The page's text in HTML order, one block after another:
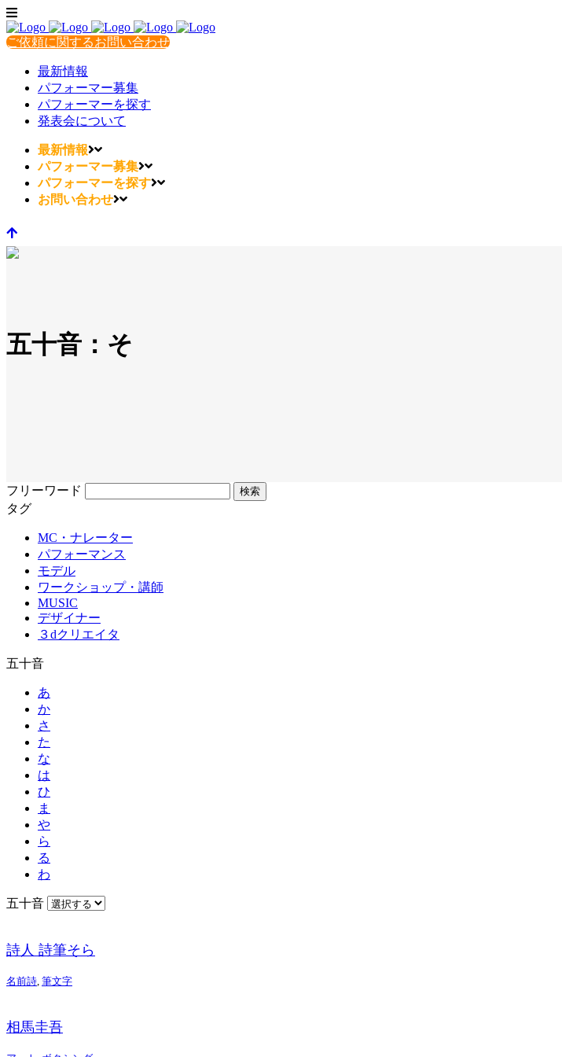
ご依頼に関するお問い合わせ
最新情報
パフォーマー募集
パフォーマーを探す
発表会について
最新情報
パフォーマー募集
パフォーマーを探す
お問い合わせ
五十音：そ
フリーワード
タグ
MC・ナレーター
パフォーマンス
モデル
ワークショップ・講師
MUSIC
デザイナー
３dクリエイタ
五十音
あ
か
さ
た
な
は
ひ
ま
や
ら
る
わ
五十音
詩人 詩筆そら
名前詩, 筆文字
相馬圭吾